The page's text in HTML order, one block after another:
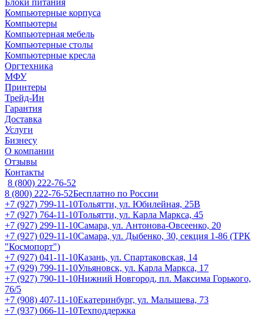
Блоки питания
Компьютерные корпуса
Компьютеры
Компьютерная мебель
Компьютерные столы
Компьютерные кресла
Оргтехника
МФУ
Принтеры
Трейд-Ин
Гарантия
Доставка
Услуги
Бизнесу
О компании
Отзывы
Контакты
8 (800) 222-76-52
8 (800) 222-76-52Бесплатно по России
+7 (927) 799-11-10Тольятти, ул. Юбилейная, 25В
+7 (927) 764-11-10Тольятти, ул. Карла Маркса, 45
+7 (927) 299-11-10Самара, ул. Антонова-Овсеенко, 20
+7 (927) 029-11-10Самара, ул. Дыбенко, 30, секция 1-86 (ТРК
"Космопорт")
+7 (927) 041-11-10Казань, ул. Спартаковская, 14
+7 (929) 799-11-10Ульяновск, ул. Карла Маркса, 17
+7 (927) 790-11-10Нижний Новгород, пл. Максима Горького,
76/5
+7 (908) 407-11-10Екатеринбург, ул. Малышева, 73
+7 (937) 066-11-10Техподдержка